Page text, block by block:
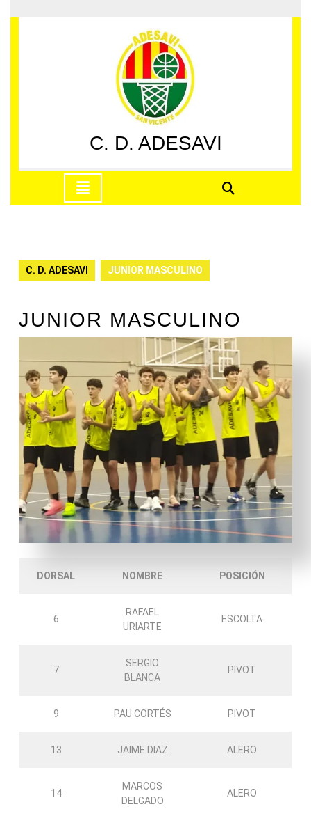
al
C. D. ADESAVI
apertura
C. D. ADESAVI JUNIOR MASCULINO
JUNIOR MASCULINO
DORSAL NOMBRE POSICIÓN
6
RAFAEL
URIARTE
ESCOLTA
7
SERGIO
BLANCA
PIVOT
9 PAU CORTÉS PIVOT
13 JAIME DIAZ ALERO
14
MARCOS
DELGADO
ALERO